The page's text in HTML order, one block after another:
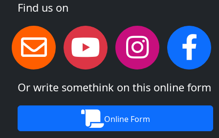
Find us on
Or write somethink on this online form
Online Form